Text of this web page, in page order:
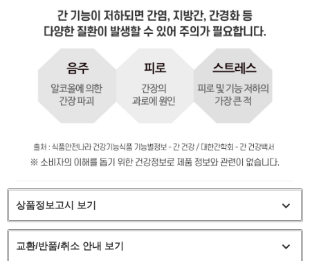
상품정보고시 보기
교환/반품/취소 안내 보기